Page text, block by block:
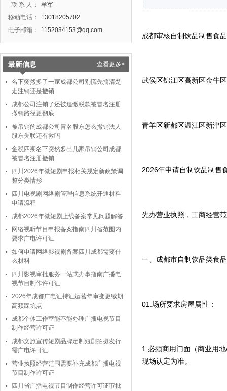
联 系 人：
羊军
移动电话：
13018205702
电子邮箱：
1152034153@qq.com
最新信息 查看更多>
名下突然多了一家成都公司别慌先搞清楚
走注销还是撤销
成都公司注销了还被追缴税款被冒名注册
撤销路径更彻底
被吊销的成都公司冒名股东怎么撤销法人
股东失联还有救吗
金税四期名下突然多出几家吊销公司成都
被冒名注册撤销
四川2026年微短剧申报相关规定新政策调
整分类情形
四川电视剧网络剧管理信息系统开通材料
申请流程
成都2026年微短剧上线备案常见问题解答
网络视听节目申报备案指南四川省范围内
要求广电许可证
如何申请网络影视剧备案四川成都需要什
么材料
四川影视审批服务一站式办事指南广播电
视节目制作许可证
2026年成都广电证持证运营年审变更续期
高频踩坑点
成都个体工作室能不能办理广播电视节目
制作经营许可证
成都文旅宣传短剧品牌定制短剧拍摄发行
需广电许可证
营业执照经营范围需要补充成都广播电视
节目制作许可证
四川省广播电视节目制作经营许可证审批
成都审核自制饮品制售食
武侯区锦江区高新区金牛
青羊区新都区温江区新津
2026年申请自制饮品制售
先办营业执照，工商经营
一、成都市自制饮品类食
01.场所要求房屋属性：
1.必须商用门面（商业用
现场认定为准。